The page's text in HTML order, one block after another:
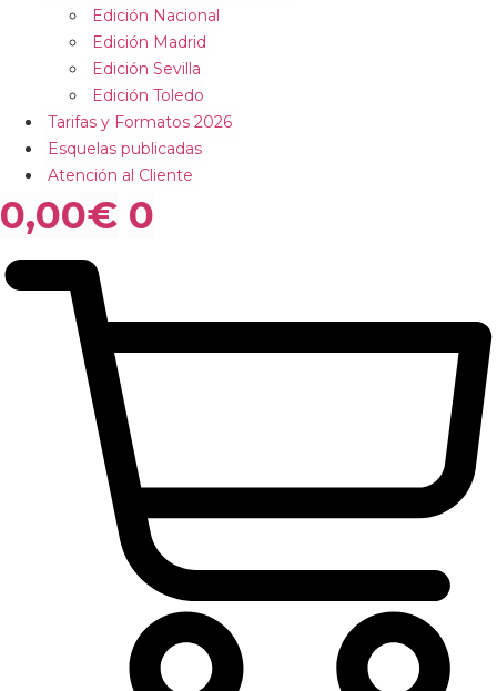
Edición Nacional
Edición Madrid
Edición Sevilla
Edición Toledo
Tarifas y Formatos 2026
Esquelas publicadas
Atención al Cliente
0,00€ 0